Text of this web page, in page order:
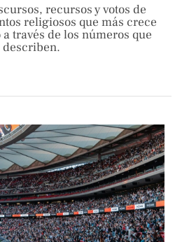
recursos y votos de
religiosos que más crece
través de los números que
describen.